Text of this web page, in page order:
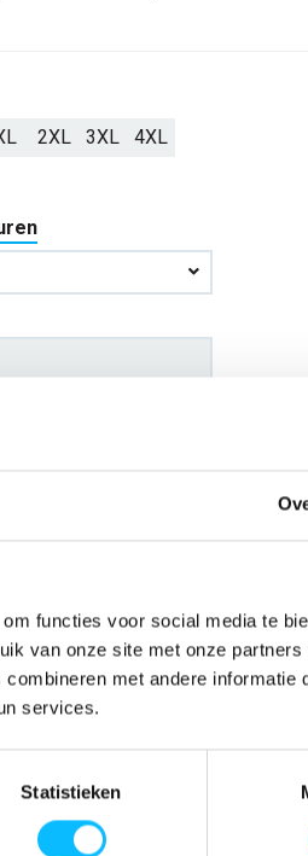
functies voor social media te
van onze site met onze
met andere informatie
services.
Statistieken
2XL 3XL
4XL
maat
€ 41
€ 50
is?Bekijk maattabel
-
22481
Mascot